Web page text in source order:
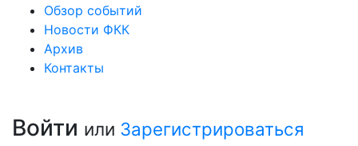
Обзор событий
Новости ФКК
Архив
Контакты
Войти или Зарегистрироваться